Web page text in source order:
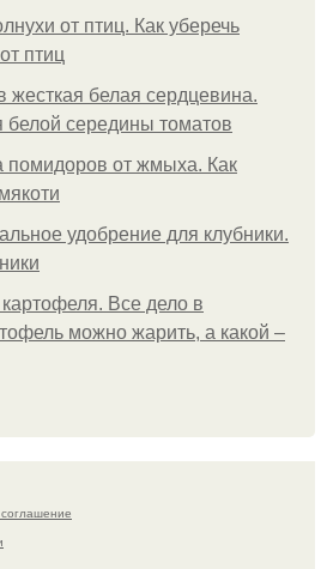
от птиц. Как уберечь
птиц
жесткая белая сердцевина.
середины томатов
помидоров от жмыха. Как
удобрение для клубники.
Все дело в
можно жарить, а какой –